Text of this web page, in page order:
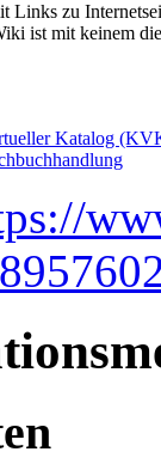
Links zu
ist mit keinem
Katalog